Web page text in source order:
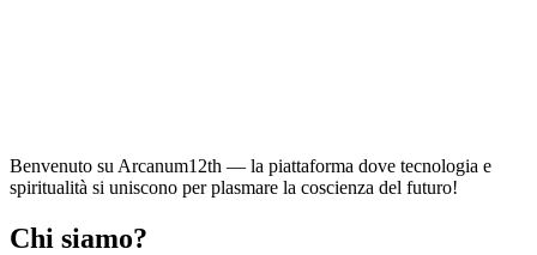
Benvenuto su Arcanum12th — la piattaforma dove tecnologia e
spiritualità si uniscono per plasmare la coscienza del futuro!
Chi siamo?